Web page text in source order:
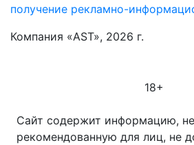
получение рекламно-
Компания «AST», 2026 г.
18+
Сайт содержит информацию, не
рекомендованную для лиц, не